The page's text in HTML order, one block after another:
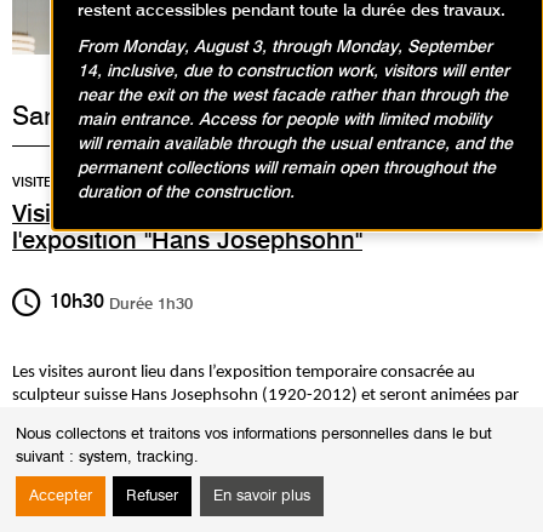
Nous collectons et traitons vos informations personnelles dans le but
suivant : system, tracking.
Accepter Refuser En savoir plus
Samedi 16 novembre 2024
Visite tactile et audiodescriptive de
l'exposition "Hans Josephsohn"
VISITES / VISITE TACTILE
10h30 Durée 1h30
Les visites auront lieu dans l’exposition temporaire consacrée au
sculpteur suisse Hans Josephsohn (1920-2012) et seront animées par
Ces visites vous permettront de découvrir le sculpteur de manière
exceptionnelle et inédite car il vous sera possible de toucher des
œuvres originales en laiton dans le parcours de l’exposition afin de
mieux appréhender la matérialité des sculptures.
restent accessibles pendant toute la durée des travaux.
From Monday, August 3, through Monday, September
14, inclusive, due to construction work, visitors will enter
near the exit on the west facade rather than through the
main entrance. Access for people with limited mobility
will remain available through the usual entrance, and the
permanent collections will remain open throughout the
duration of the construction.